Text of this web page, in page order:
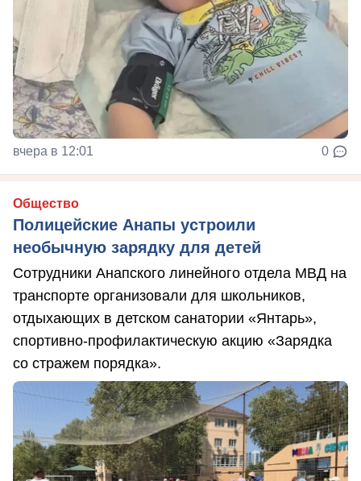
вчера в 12:01 0
Общество
Полицейские Анапы устроили
необычную зарядку для детей
Сотрудники Анапского линейного отдела МВД на
транспорте организовали для школьников,
отдыхающих в детском санатории «Янтарь»,
спортивно-профилактическую акцию «Зарядка
со стражем порядка».